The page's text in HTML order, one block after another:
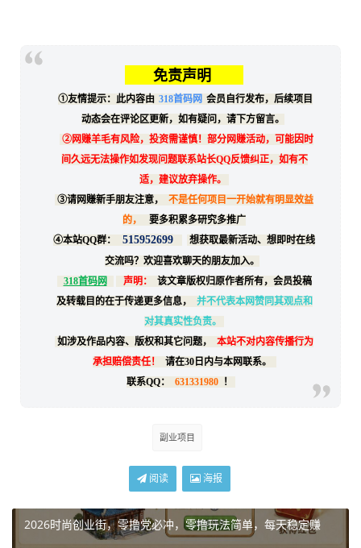
免责声明
①友情提示：此内容由 318首码网 会员自行发布，后续项目
动态会在评论区更新，如有疑问，请下方留言。
②网赚羊毛有风险，投资需谨慎！部分网赚活动，可能因时
间久远无法操作如发现问题联系站长QQ反馈纠正，如有不
适，建议放弃操作。
③请网赚新手朋友注意，
不是任何项目一开始就有明显效益
的，
要多积累多研究多推广
④本站QQ群：
515952699
想获取最新活动、想即时在线
交流吗？欢迎喜欢聊天的朋友加入。
318首码网
声明：
该文章版权归原作者所有，会员投稿
及转载目的在于传递更多信息，
并不代表本网赞同其观点和
对其真实性负责。
如涉及作品内容、版权和其它问题，
本站不对内容传播行为
承担赔偿责任！
请在30日内与本网联系。
联系QQ：
631331980 ！
副业项目
阅读 海报
2026时尚创业街，零撸党必冲，零撸玩法简单，每天稳定赚